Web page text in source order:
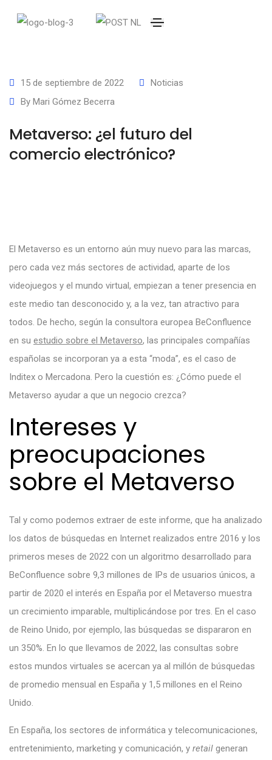
15 de septiembre de 2022
Noticias
By Mari Gómez Becerra
Metaverso: ¿el futuro del
comercio electrónico?
El Metaverso es un entorno aún muy nuevo para las marcas,
pero cada vez más sectores de actividad, aparte de los
videojuegos y el mundo virtual, empiezan a tener presencia en
este medio tan desconocido y, a la vez, tan atractivo para
todos. De hecho, según la consultora europea BeConfluence
en su estudio sobre el Metaverso, las principales compañías
españolas se incorporan ya a esta “moda”, es el caso de
Inditex o Mercadona. Pero la cuestión es: ¿Cómo puede el
Metaverso ayudar a que un negocio crezca?
Intereses y
preocupaciones
sobre el Metaverso
Tal y como podemos extraer de este informe, que ha analizado
los datos de búsquedas en Internet realizados entre 2016 y los
primeros meses de 2022 con un algoritmo desarrollado para
BeConfluence sobre 9,3 millones de IPs de usuarios únicos, a
partir de 2020 el interés en España por el Metaverso muestra
un crecimiento imparable, multiplicándose por tres. En el caso
de Reino Unido, por ejemplo, las búsquedas se dispararon en
un 350%. En lo que llevamos de 2022, las consultas sobre
estos mundos virtuales se acercan ya al millón de búsquedas
de promedio mensual en España y 1,5 millones en el Reino
Unido.
En España, los sectores de informática y telecomunicaciones,
entretenimiento, marketing y comunicación, y retail generan